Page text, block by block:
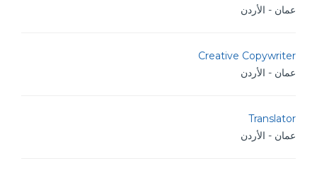
عمان - الأردن
Creative Copywriter
عمان - الأردن
Translator
عمان - الأردن